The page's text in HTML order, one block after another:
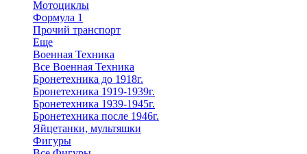
Мотоциклы
Формула 1
Прочий транспорт
Еще
Военная Техника
Все Военная Техника
Бронетехника до 1918г.
Бронетехника 1919-1939г.
Бронетехника 1939-1945г.
Бронетехника после 1946г.
Яйцетанки, мультяшки
Фигуры